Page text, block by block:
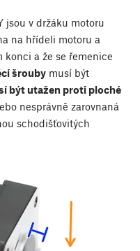
jsou v držáku motoru
na hřídeli motoru a
konci a že se řemenice
šrouby musí být
být utažen proti ploché
nesprávně zarovnaná
schodišťovitých